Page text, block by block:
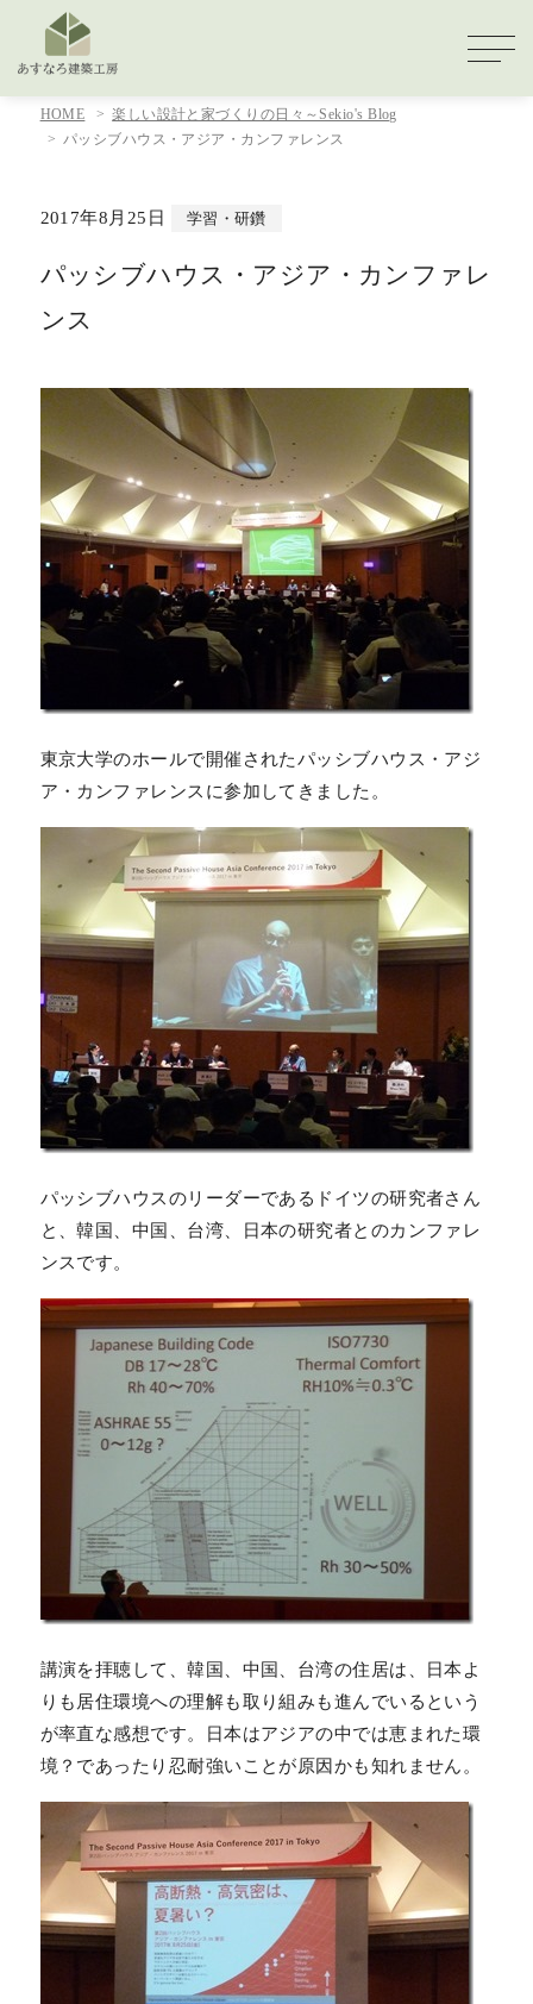
HOME
楽しい設計と家づくりの日々～Sekio's Blog
パッシブハウス・アジア・カンファレンス
2017年8月25日 学習・研鑽
パッシブハウス・アジア・カンファレ
ンス
東京大学のホールで開催されたパッシブハウス・アジ
ア・カンファレンスに参加してきました。
パッシブハウスのリーダーであるドイツの研究者さん
と、韓国、中国、台湾、日本の研究者とのカンファレ
ンスです。
講演を拝聴して、韓国、中国、台湾の住居は、日本よ
りも居住環境への理解も取り組みも進んでいるという
が率直な感想です。日本はアジアの中では恵まれた環
境？であったり忍耐強いことが原因かも知れません。